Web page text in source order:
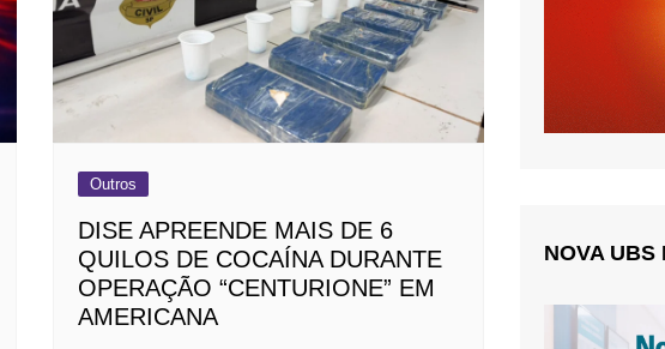
Outros
DISE APREENDE MAIS DE 6
QUILOS DE COCAÍNA DURANTE
OPERAÇÃO “CENTURIONE” EM
AMERICANA
NOVA UBS